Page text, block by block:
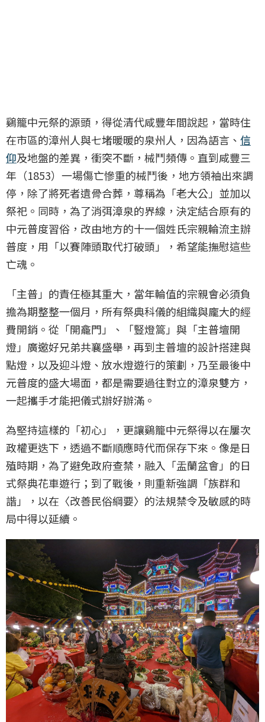
鷄籠中元祭的源頭，得從清代咸豐年間說起，當時住
在市區的漳州人與七堵暖暖的泉州人，因為語言、 信
仰及地盤的差異，衝突不斷，械鬥頻傳。直到咸豐三
年（1853）一場傷亡慘重的械鬥後，地方領袖出來調
停，除了將死者遺骨合葬，尊稱為「老大公」並加以
祭祀。同時，為了消弭漳泉的界線，決定結合原有的
中元普度習俗，改由地方的十一個姓氏宗親輪流主辦
普度，用「以賽陣頭取代打破頭」，希望能撫慰這些
亡魂。
「主普」的責任極其重大，當年輪值的宗親會必須負
擔為期整整一個月，所有祭典科儀的組織與龐大的經
費開銷。從「開龕門」、「豎燈篙」與「主普壇開
燈」廣邀好兄弟共襄盛舉，再到主普壇的設計搭建與
點燈，以及迎斗燈、放水燈遊行的策劃，乃至最後中
元普度的盛大場面，都是需要過往對立的漳泉雙方，
一起攜手才能把儀式辦好辦滿。
為堅持這樣的「初心」，更讓鷄籠中元祭得以在屢次
政權更迭下，透過不斷順應時代而保存下來。像是日
殖時期，為了避免政府查禁，融入「盂蘭盆會」的日
式祭典花車遊行；到了戰後，則重新強調「族群和
諧」，以在〈改善民俗綱要〉的法規禁令及敏感的時
局中得以延續。